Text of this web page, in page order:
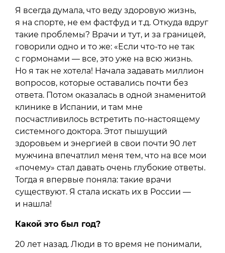
Я всегда думала, что веду здоровую жизнь,
я на спорте, не ем фастфуд и т.д. Откуда вдруг
такие проблемы? Врачи и тут, и за границей,
говорили одно и то же: «Если что-то не так
с гормонами — все, это уже на всю жизнь.
Но я так не хотела! Начала задавать миллион
вопросов, которые оставались почти без
ответа. Потом оказалась в одной знаменитой
клинике в Испании, и там мне
посчастливилось встретить по-настоящему
системного доктора. Этот пышущий
здоровьем и энергией в свои почти 90 лет
мужчина впечатлил меня тем, что на все мои
«почему» стал давать очень глубокие ответы.
Тогда я впервые поняла: такие врачи
существуют. Я стала искать их в России —
и нашла!
Какой это был год?
20 лет назад. Люди в то время не понимали,